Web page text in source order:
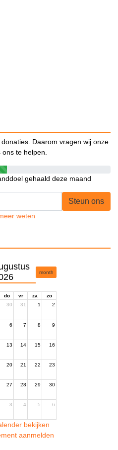
Daarom vragen wij onze
ons te helpen.
gehaald deze maand
Steun ons
weten
month
do vr za
zo
30 31 1 2
6 7 8 9
13 14 15 16
20 21 22 23
27 28 29 30
3 4 5 6
bekijken
aanmelden